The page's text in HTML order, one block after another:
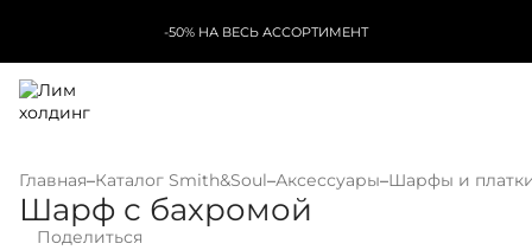
-50% НА ВЕСЬ АССОРТИМЕНТ
Главная–Каталог Smith&Soul–Аксессуары–Шарфы и
Шарф с бахромой
Поделиться